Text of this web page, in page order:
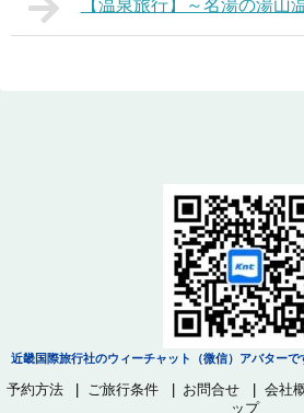
【温泉旅行】～名湯の湯
近畿国際旅行社のウィーチャット（微信）アバターで
予約方法 ご旅行条件 お問合せ 会社
ップ